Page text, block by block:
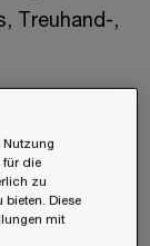
Treuhand-,
Nutzung
für die
zu
bieten. Diese
mit